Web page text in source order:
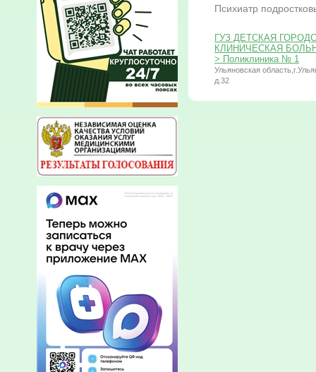
Психиатр
ГУЗ ДЕТСКАЯ
КЛИНИЧЕСКАЯ
> Поликлиника № 1
Ульяновская
д.32